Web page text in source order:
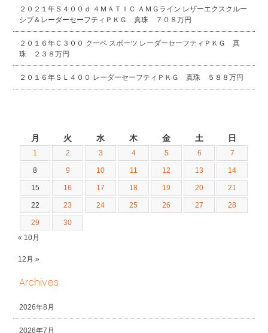
２０２１年Ｓ４００ｄ ４ＭＡＴＩＣ ＡＭＧライン レザーエクスクルー
シブ＆レーダーセーフティＰＫＧ 真珠 ７０８万円
２０１６年Ｃ３００ クーペ スポーツ レーダーセーフティＰＫＧ 真
珠 ２３８万円
２０１６年ＳＬ４００ レーダーセーフティＰＫＧ 真珠 ５８８万円
月 火 水 木 金 土 日
1 2 3 4 5 6 7
8 9 10 11 12 13 14
15 16 17 18 19 20 21
22 23 24 25 26 27 28
29
30
« 10月
12月 »
Archives
2026年8月
2026年7月